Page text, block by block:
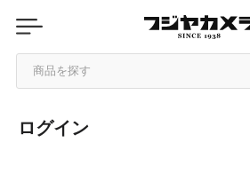
商品を探す
カテゴリから探す
ログイン